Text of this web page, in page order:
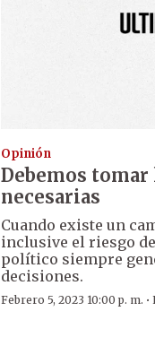
Opinión
Debemos
necesarias
Cuando existe un
inclusive el riesgo
político siempre
decisiones.
Febrero 5, 2023 10:00 p. m. ·